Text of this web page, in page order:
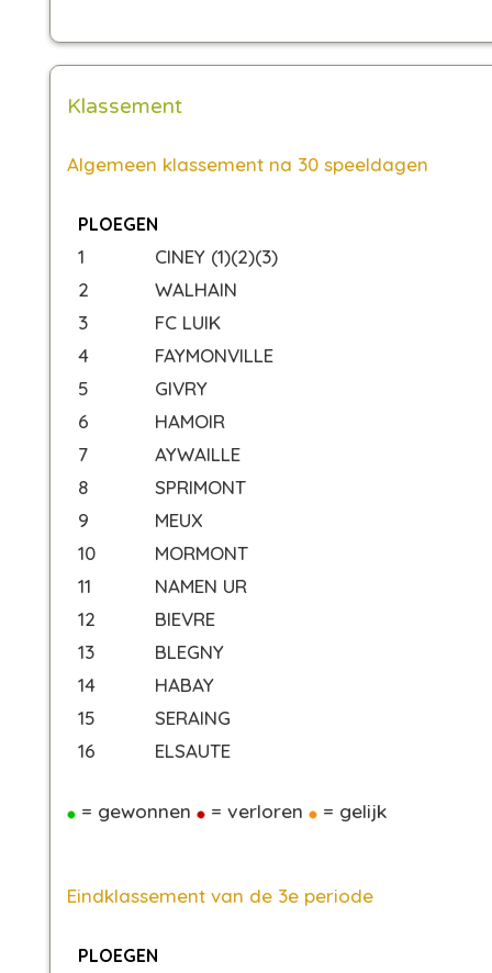
Klassement
Algemeen klassement na 30 speeldagen
PLOEGEN
1
CINEY (1)(2)(3)
2
WALHAIN
3
FC LUIK
4
FAYMONVILLE
5
GIVRY
6
HAMOIR
7
AYWAILLE
8
SPRIMONT
9
MEUX
10
MORMONT
11
NAMEN UR
12
BIEVRE
13
BLEGNY
14
HABAY
15
SERAING
16
ELSAUTE
= gewonnen = verloren = gelijk
Eindklassement van de 3e periode
PLOEGEN